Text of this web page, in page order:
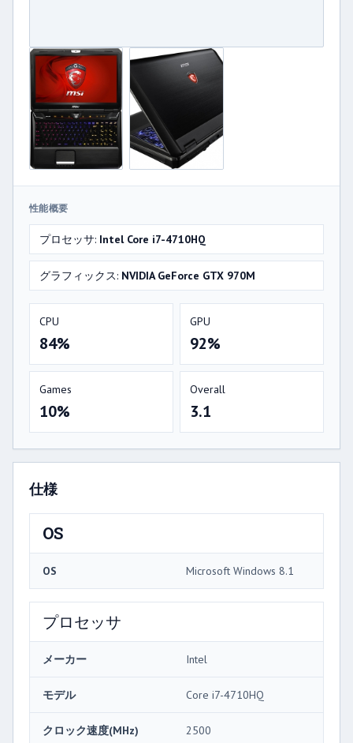
性能概要
プロセッサ: Intel Core i7-4710HQ
グラフィックス: NVIDIA GeForce GTX 970M
CPU
84%
GPU
92%
Games
10%
Overall
3.1
仕様
OS
OS Microsoft Windows 8.1
プロセッサ
メーカー Intel
モデル Core i7-4710HQ
クロック速度(MHz) 2500